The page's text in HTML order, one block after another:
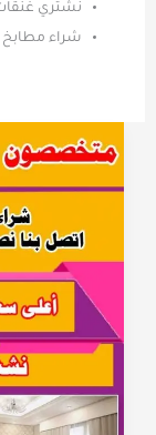
نشتري غنقات
شراء مطابخ